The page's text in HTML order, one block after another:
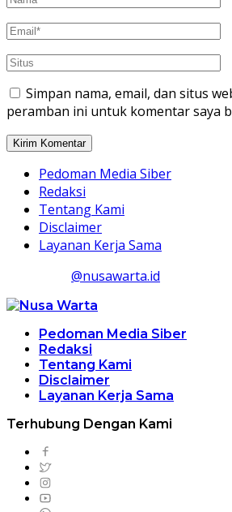
Simpan nama, email, dan situs
peramban ini untuk komentar saya
Pedoman Media Siber
Redaksi
Tentang Kami
Disclaimer
Layanan Kerja Sama
@nusawarta.id
Pedoman Media Siber
Redaksi
Tentang Kami
Disclaimer
Layanan Kerja Sama
Terhubung Dengan Kami